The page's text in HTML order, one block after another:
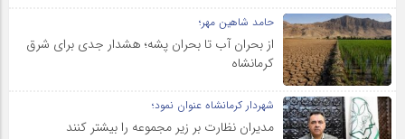
حامد شاهین مهر؛
از بحران آب تا بحران پشه؛ هشدار جدی برای شرق
کرمانشاه
شهردار کرمانشاه عنوان نمود؛
مدیران نظارت بر زیر مجموعه را بیشتر کنند